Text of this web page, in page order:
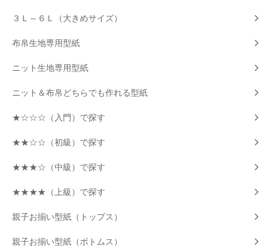
３Ｌ～６Ｌ（大きめサイズ）
布帛生地専用型紙
ニット生地専用型紙
ニット＆布帛どちらでも作れる型紙
★☆☆☆（入門）で探す
★★☆☆（初級）で探す
★★★☆（中級）で探す
★★★★（上級）で探す
親子お揃い型紙（トップス）
親子お揃い型紙（ボトムス）